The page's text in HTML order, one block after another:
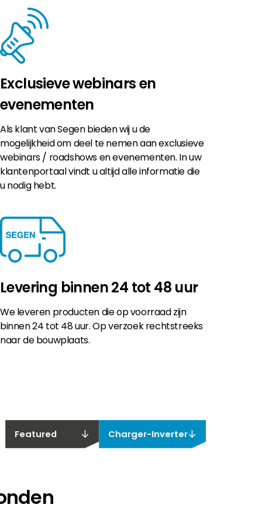
Exclusieve webinars en
evenementen
Als klant van Segen bieden wij u de
mogelijkheid om deel te nemen aan exclusieve
webinars / roadshows en evenementen. In uw
klantenportaal vindt u altijd alle informatie die
u nodig hebt.
Levering binnen 24 tot 48 uur
We leveren producten die op voorraad zijn
binnen 24 tot 48 uur. Op verzoek rechtstreeks
naar de bouwplaats.
Featured Charger-Inverter